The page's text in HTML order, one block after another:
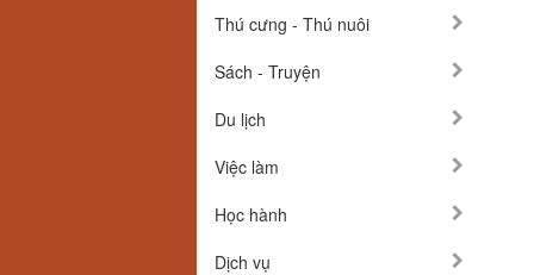
Thú cưng - Thú nuôi
Sách - Truyện
Du lịch
Việc làm
Học hành
Dịch vụ